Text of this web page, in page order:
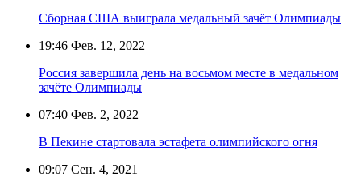
Сборная США выиграла медальный зачёт Олимпиады
19:46 Фев. 12, 2022
Россия завершила день на восьмом месте в медальном
зачёте Олимпиады
07:40 Фев. 2, 2022
В Пекине стартовала эстафета олимпийского огня
09:07 Сен. 4, 2021